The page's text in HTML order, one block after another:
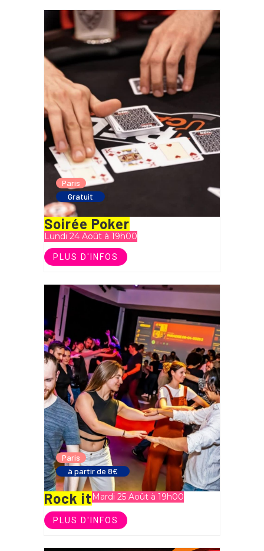
Paris
Gratuit
Soirée Poker
Lundi 24 Août à 19h00
PLUS D'INFOS
Paris
à partir de 8€
Rock it Mardi 25 Août à 19h00
PLUS D'INFOS